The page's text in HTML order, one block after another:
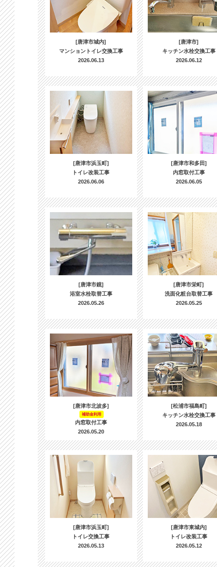
[唐津市城内]
マンショントイレ交換工事
2026.06.13
[唐津市]
キッチン水栓交換工事
2026.06.12
[唐津市浜玉町]
トイレ改装工事
2026.06.06
[唐津市和多田]
内窓取付工事
2026.06.05
[唐津市鏡]
浴室水栓取替工事
2026.05.26
[唐津市栄町]
洗面化粧台取替工事
2026.05.25
[唐津市北波多]
補助金利用
内窓取付工事
2026.05.20
[松浦市福島町]
キッチン水栓交換工事
2026.05.18
[唐津市浜玉町]
トイレ交換工事
2026.05.13
[唐津市東城内]
トイレ改装工事
2026.05.12